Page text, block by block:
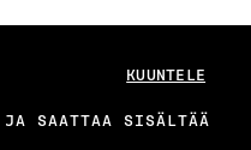
KUUNTELE
SAATTAA SISÄLTÄÄ